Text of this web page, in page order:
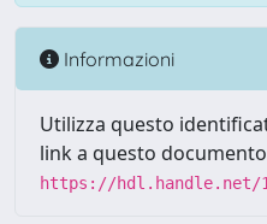
Informazioni
Utilizza questo
link a questo
https://hdl.handle.net/